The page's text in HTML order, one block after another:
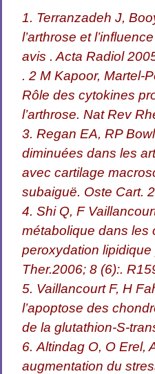
1. Terranzadeh J,
l’arthrose et
avis . Acta Radiol
. 2 M Kapoor, Martel-
Rôle des cytokines
l’arthrose. Nat Rev
3. Regan EA, RP
diminuées dans les
avec cartilage
subaiguë. Oste Cart.
4. Shi Q, F
métabolique dans les
peroxydation
Ther.2006; 8 (6):.
5. Vaillancourt F, H
l’apoptose des
de la glutathion-S-
6. Altindag O, O Erel,
augmentation du